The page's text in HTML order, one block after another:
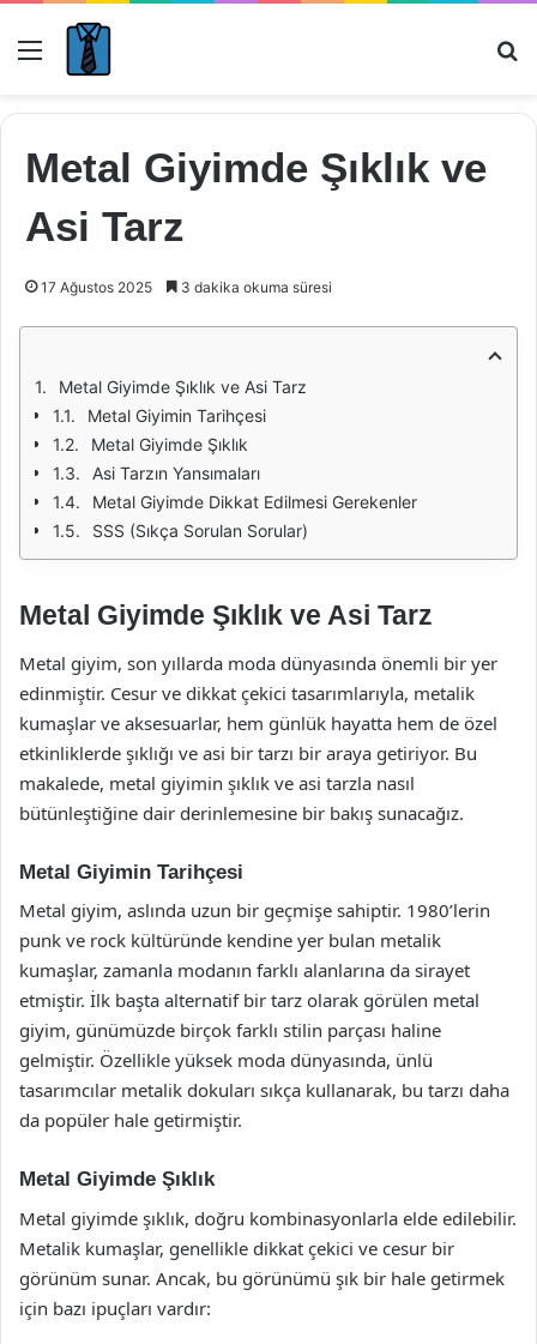
Menü
Metal Giyimde Şıklık ve
Asi Tarz
17 Ağustos 2025 3 dakika okuma süresi
Metal Giyimde Şıklık ve Asi Tarz
Metal Giyimin Tarihçesi
Metal Giyimde Şıklık
Asi Tarzın Yansımaları
Metal Giyimde Dikkat Edilmesi Gerekenler
SSS (Sıkça Sorulan Sorular)
Metal Giyimde Şıklık ve Asi Tarz
Metal giyim, son yıllarda moda dünyasında önemli bir yer
edinmiştir. Cesur ve dikkat çekici tasarımlarıyla, metalik
kumaşlar ve aksesuarlar, hem günlük hayatta hem de özel
etkinliklerde şıklığı ve asi bir tarzı bir araya getiriyor. Bu
makalede, metal giyimin şıklık ve asi tarzla nasıl
bütünleştiğine dair derinlemesine bir bakış sunacağız.
Metal Giyimin Tarihçesi
Metal giyim, aslında uzun bir geçmişe sahiptir. 1980’lerin
punk ve rock kültüründe kendine yer bulan metalik
kumaşlar, zamanla modanın farklı alanlarına da sirayet
etmiştir. İlk başta alternatif bir tarz olarak görülen metal
giyim, günümüzde birçok farklı stilin parçası haline
gelmiştir. Özellikle yüksek moda dünyasında, ünlü
tasarımcılar metalik dokuları sıkça kullanarak, bu tarzı daha
da popüler hale getirmiştir.
Metal Giyimde Şıklık
Metal giyimde şıklık, doğru kombinasyonlarla elde edilebilir.
Metalik kumaşlar, genellikle dikkat çekici ve cesur bir
görünüm sunar. Ancak, bu görünümü şık bir hale getirmek
için bazı ipuçları vardır: